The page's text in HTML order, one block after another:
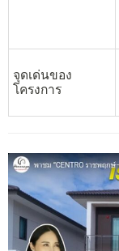
จุดเด่นของ
โครงการ